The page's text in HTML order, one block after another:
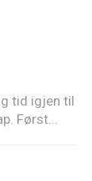
tid igjen til
å sveive innom kjendis-Norge sine klesskap. Først...